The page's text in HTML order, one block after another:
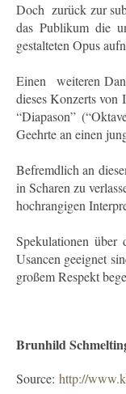
Doch zurück zur
das Publikum die
gestalteten Opus
Einen weiteren
dieses Konzerts von
“Diapason”
Geehrte an einen
Befremdlich an
in Scharen zu
hochrangigen
Spekulationen über
Usancen geeignet
großem Respekt
Brunhild
Source: http://